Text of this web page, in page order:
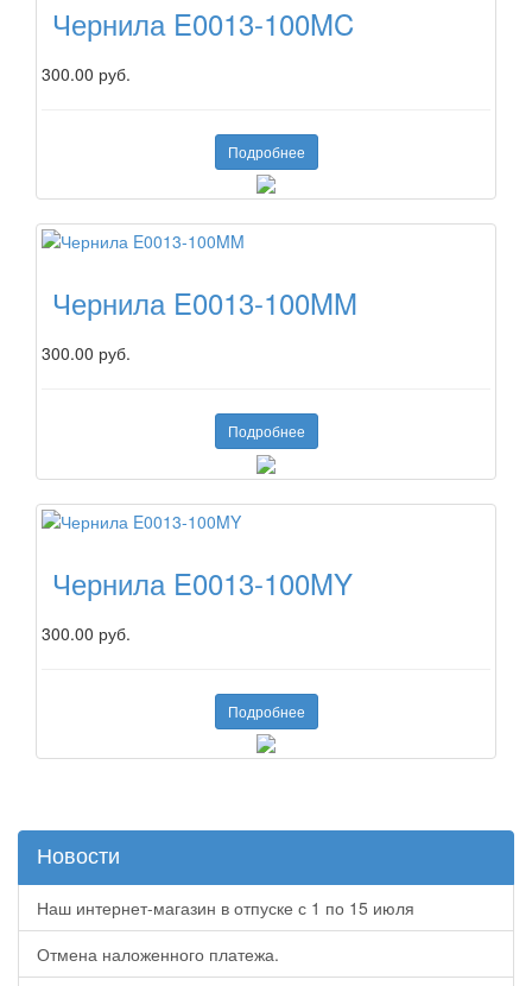
Чернила E0013-100MC
300.00 руб.
Подробнее
Чернила E0013-100MM
300.00 руб.
Подробнее
Чернила E0013-100MY
300.00 руб.
Подробнее
Новости
Наш интернет-магазин в отпуске с 1 по 15 июля
Отмена наложенного платежа.